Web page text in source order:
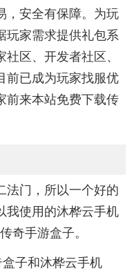
，安全有保障。为玩
玩家需求提供礼包系
区、开发者社区、
前已成为玩家找服优
前来本站免费下载传
法门，所以一个好的
我使用的沐桦云手机
奇手游盒子。
子和沐桦云手机